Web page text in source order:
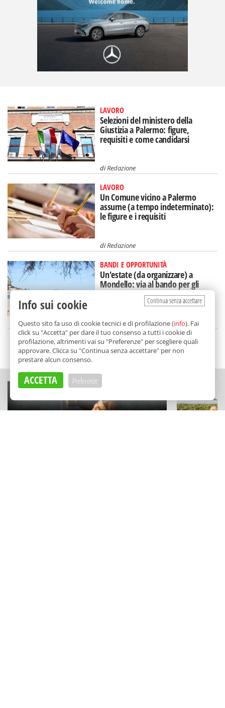
LAVORO
Selezioni del ministero della
Giustizia a Palermo: figure,
requisiti e come candidarsi
diRedazione
LAVORO
Un Comune vicino a Palermo
assume (a tempo indeterminato):
le figure e i requisiti
diRedazione
BANDI E OPPORTUNITÀ
Un'estate (da organizzare) a
Mondello: via al bando per gli
eventi, come fare domanda
diRedazione
SCELTO DA BALARM
Continua senza accettare
Info sui cookie
Questo sito fa uso di cookie tecnici e di profilazione (info). Fai
click su "Accetta" per dare il tuo consenso a tutti i cookie di
profilazione, altrimenti vai su "Preferenze" per scegliere quali
approvare. Clicca su "Continua senza accettare" per non
prestare alcun consenso.
ACCETTA Preferenze